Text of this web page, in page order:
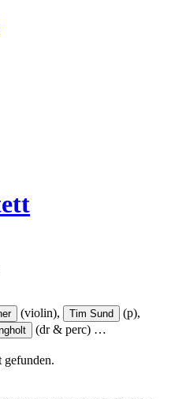
(violin), Tim Sund (p),
(dr & perc) …
gefunden.